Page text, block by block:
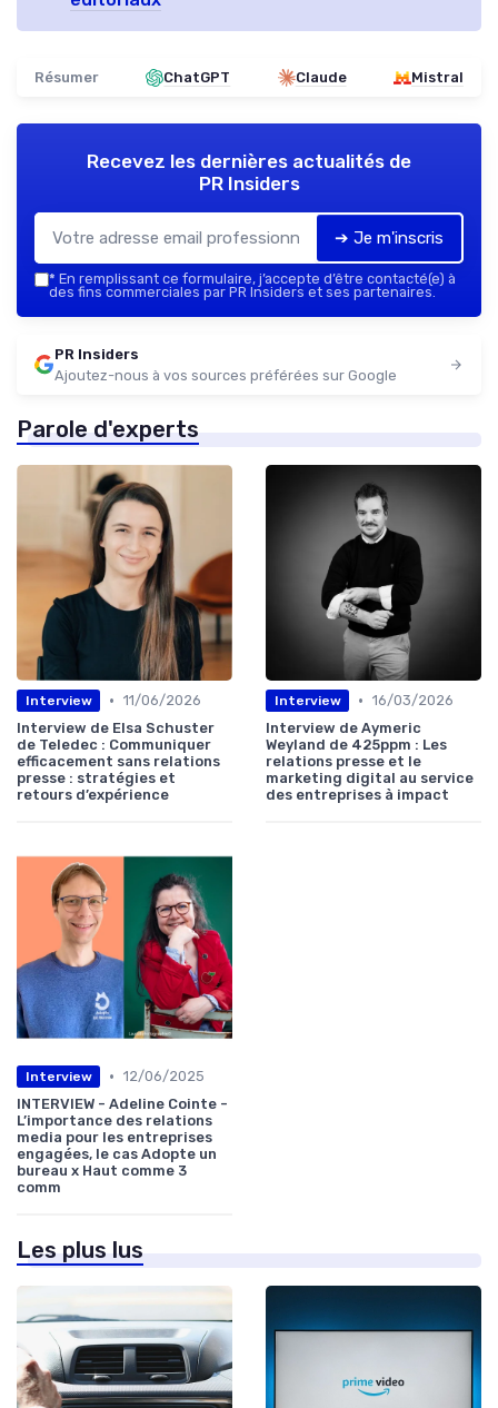
Résumer ChatGPT Claude Mistral
Recevez les dernières actualités de
PR Insiders
➔ Je m'inscris
* En remplissant ce formulaire, j’accepte d’être contacté(e) à
des fins commerciales par PR Insiders et ses partenaires.
PR Insiders
Ajoutez-nous à vos sources préférées sur Google
Parole d'experts
Interview • 11/06/2026
Interview de Elsa Schuster
de Teledec : Communiquer
efficacement sans relations
presse : stratégies et
retours d’expérience
Interview • 16/03/2026
Interview de Aymeric
Weyland de 425ppm : Les
relations presse et le
marketing digital au service
des entreprises à impact
Interview • 12/06/2025
INTERVIEW - Adeline Cointe -
L’importance des relations
media pour les entreprises
engagées, le cas Adopte un
bureau x Haut comme 3
comm
Les plus lus